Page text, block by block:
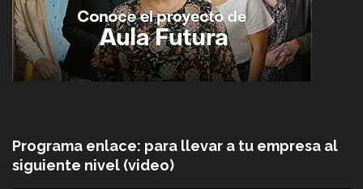
Programa enlace: para llevar a tu empresa al
siguiente nivel (video)